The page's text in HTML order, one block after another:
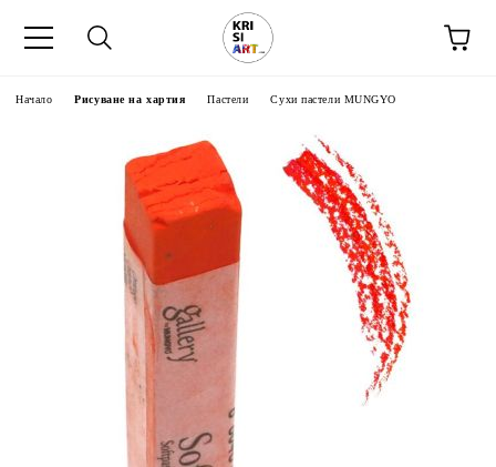
Начало Рисуване на хартия Пастели Сухи пастели MUNGYO